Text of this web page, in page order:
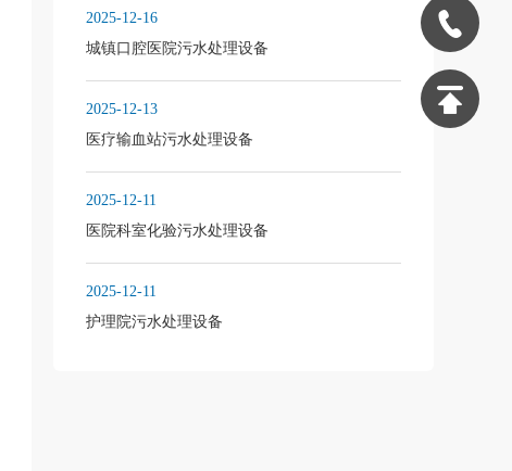
2025-12-16
城镇口腔医院污水处理设备
2025-12-13
医疗输血站污水处理设备
2025-12-11
医院科室化验污水处理设备
2025-12-11
护理院污水处理设备